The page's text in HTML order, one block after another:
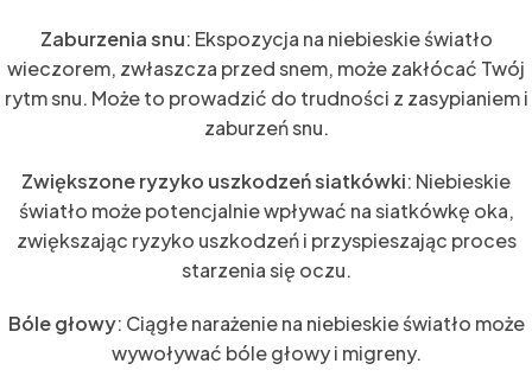
Zaburzenia snu: Ekspozycja na niebieskie światło
wieczorem, zwłaszcza przed snem, może zakłócać Twój
rytm snu. Może to prowadzić do trudności z zasypianiem i
zaburzeń snu.
Zwiększone ryzyko uszkodzeń siatkówki: Niebieskie
światło może potencjalnie wpływać na siatkówkę oka,
zwiększając ryzyko uszkodzeń i przyspieszając proces
starzenia się oczu.
Bóle głowy: Ciągłe narażenie na niebieskie światło może
wywoływać bóle głowy i migreny.